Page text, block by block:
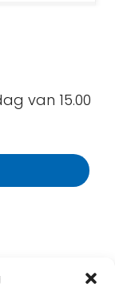
van 15.00